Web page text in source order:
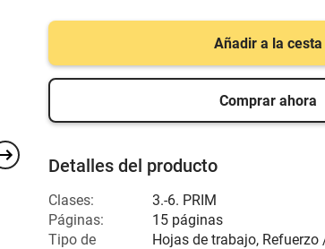
Añadir a la cesta
Comprar ahora
Detalles del producto
Clases:
3.-6. PRIM
Páginas:
15 páginas
Tipo de
Hojas de trabajo,